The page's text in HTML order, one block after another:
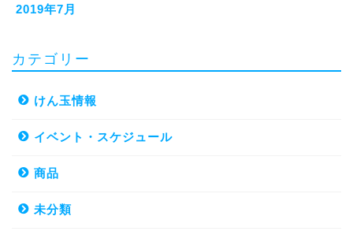
2019年7月
カテゴリー
けん玉情報
イベント・スケジュール
商品
未分類